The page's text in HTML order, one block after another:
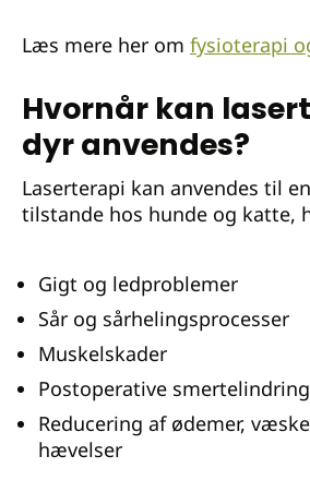
Læs mere her om fysioterapi
Hvornår kan
dyr anvendes?
Laserterapi kan anvendes til
tilstande hos hunde og katte,
Gigt og ledproblemer
Sår og sårhelingsprocesser
Muskelskader
Postoperative
Reducering af ødemer,
hævelser